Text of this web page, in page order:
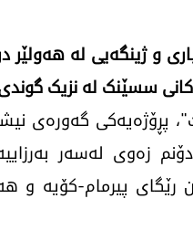
و ژینگەیی لە
سسێنک لە نزیک
پڕۆژەیەکی گەورەی
کە لەسەر ڕووبەری 6000 دۆنم